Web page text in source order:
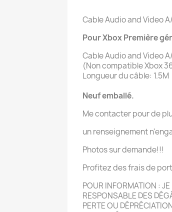
Cable Audio and Video
Pour Xbox Première
Cable Audio and Video
(Non compatible Xbox
Longueur du câble: 1.5M
Neuf emballé.
Me contacter pour de
un renseignement
Photos sur demande!!!
Profitez des frais de
POUR INFORMATION :
RESPONSABLE DES
PERTE OU